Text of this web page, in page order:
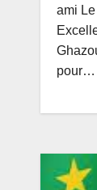
ami
pour…